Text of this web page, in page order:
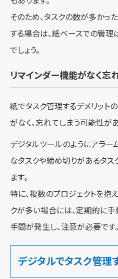
そのため、タスクの数が多かっ
する場合は、紙ベースでの管
でしょう。
リマインダー機能がなく忘
紙でタスク管理するデメリット
がなく、忘れてしまう可能性が
デジタルツールのようにアラー
なタスクや締め切りがあるタス
ます。
特に、複数のプロジェクトを抱
クが多い場合には、定期的に手
手間が発生し、注意が必要です。
デジタルでタスク管理